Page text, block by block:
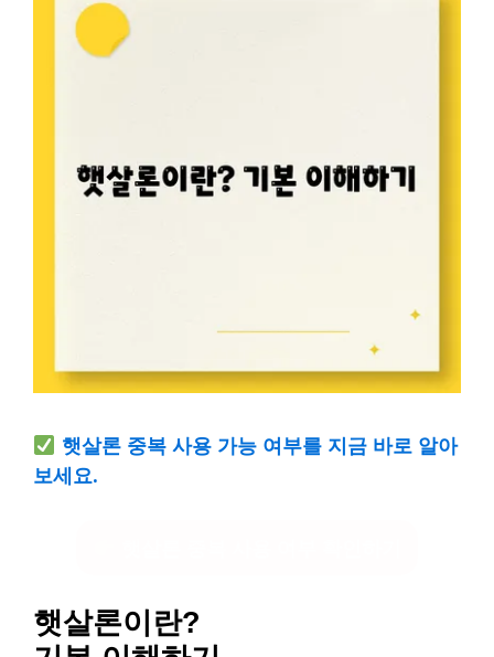
햇살론 중복 사용 가능 여부를 지금 바로 알아
보세요.
햇살론이란?